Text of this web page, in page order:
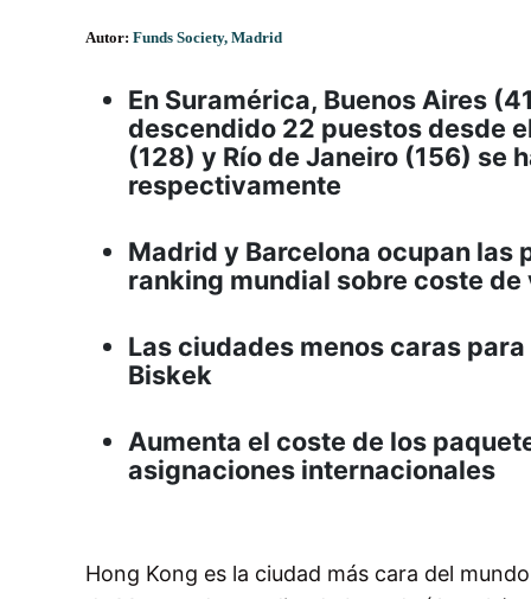
Autor: Funds Society, Madrid
En Suramérica, Buenos Aires
descendido 22 puestos desde
(128) y Río de Janeiro (156) se
respectivamente
Madrid y Barcelona ocupan las
ranking mundial sobre coste
Las ciudades menos caras
Biskek
Aumenta el coste de los
asignaciones internacionales
Hong Kong es la ciudad más cara del